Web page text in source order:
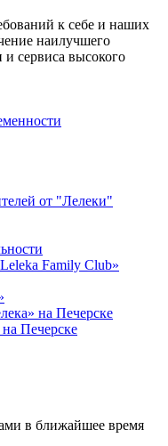
к себе и наших
наилучшего
сервиса высокого
от "Лелеки"
Family Club»
на Печерске
Печерске
в ближайшее время